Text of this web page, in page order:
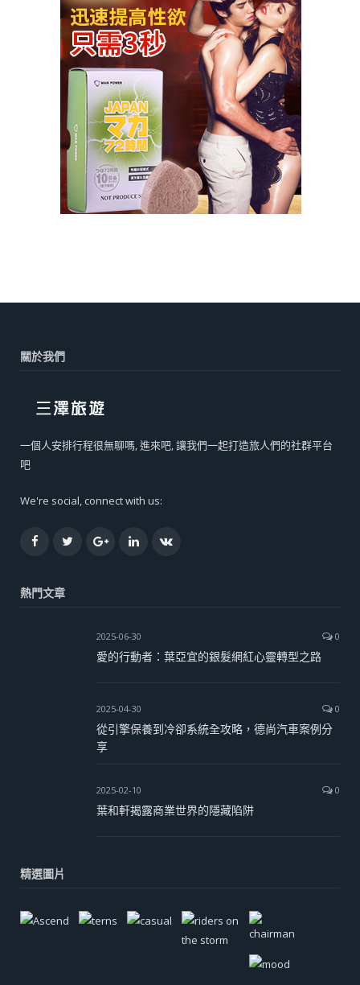
關於我們
一個人安排行程很無聊嗎, 進來吧, 讓我們一起打造旅人們的社群平台
吧
We're social, connect with us:
FacebookTwitterGoogle+LinkedInVK
熱門文章
2025-06-30 0
愛的行動者：葉亞宜的銀髮網紅心靈轉型之路
2025-04-30 0
從引擎保養到冷卻系統全攻略，德尚汽車案例分
享
2025-02-10 0
葉和軒揭露商業世界的隱藏陷阱
精選圖片